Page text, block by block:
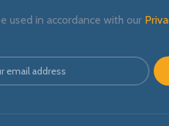
used in accordance with our